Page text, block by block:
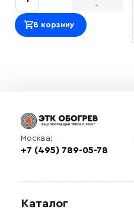
-
В корзину
Москва:
+7 (495) 789-05-78
Каталог